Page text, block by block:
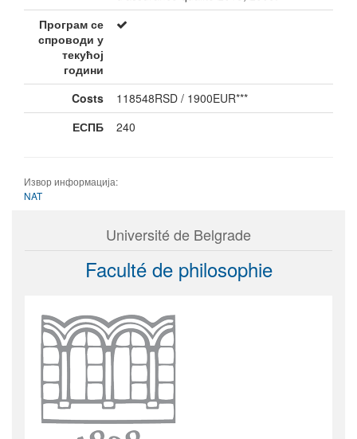
Програм се
спроводи у
текућој
години
Costs
118548RSD / 1900EUR***
ЕСПБ
240
Извор информација:
NAT
Université de Belgrade
Faculté de philosophie